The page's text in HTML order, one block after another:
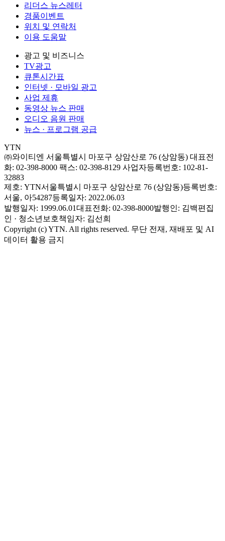
리더스 뉴스레터
경품이벤트
위치 및 연락처
이용 도움말
광고 및 비즈니스
TV광고
큐톤시간표
인터넷 · 모바일 광고
사업 제휴
동영상 뉴스 판매
오디오 음원 판매
뉴스 · 프로그램 공급
YTN
㈜와이티엔 서울특별시 마포구 상암산로 76 (상암동) 대표전
화: 02-398-8000 팩스: 02-398-8129 사업자등록번호: 102-81-
32883
제호: YTN서울특별시 마포구 상암산로 76 (상암동)등록번호:
서울, 아54287등록일자: 2022.06.03
발행일자: 1999.06.01대표전화: 02-398-8000발행인: 김백편집
인 · 청소년보호책임자: 김선희
Copyright (c) YTN. All rights reserved. 무단 전재, 재배포 및 AI
데이터 활용 금지